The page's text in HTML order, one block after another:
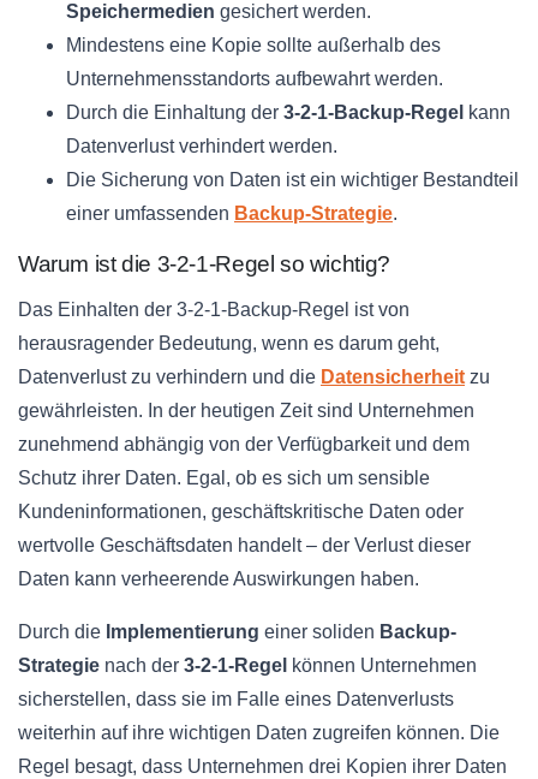
Speichermedien gesichert werden.
Mindestens eine Kopie sollte außerhalb des
Unternehmensstandorts aufbewahrt werden.
Durch die Einhaltung der 3-2-1-Backup-Regel kann
Datenverlust verhindert werden.
Die Sicherung von Daten ist ein wichtiger Bestandteil
einer umfassenden Backup-Strategie.
Warum ist die 3-2-1-Regel so wichtig?
Das Einhalten der 3-2-1-Backup-Regel ist von
herausragender Bedeutung, wenn es darum geht,
Datenverlust zu verhindern und die Datensicherheit zu
gewährleisten. In der heutigen Zeit sind Unternehmen
zunehmend abhängig von der Verfügbarkeit und dem
Schutz ihrer Daten. Egal, ob es sich um sensible
Kundeninformationen, geschäftskritische Daten oder
wertvolle Geschäftsdaten handelt – der Verlust dieser
Daten kann verheerende Auswirkungen haben.
Durch die Implementierung einer soliden Backup-
Strategie nach der 3-2-1-Regel können Unternehmen
sicherstellen, dass sie im Falle eines Datenverlusts
weiterhin auf ihre wichtigen Daten zugreifen können. Die
Regel besagt, dass Unternehmen drei Kopien ihrer Daten